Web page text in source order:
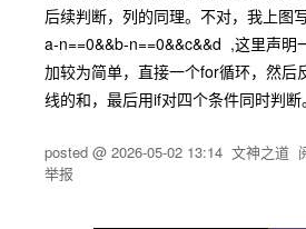
后续判断，列的同理。不对，我上图
a-n==0&&b-n==0&&c&&d ,这里声明
加较为简单，直接一个for循环，然后
线的和，最后用if对四个条件同时判断。
posted @ 2026-05-02 13:14 文神之道
举报